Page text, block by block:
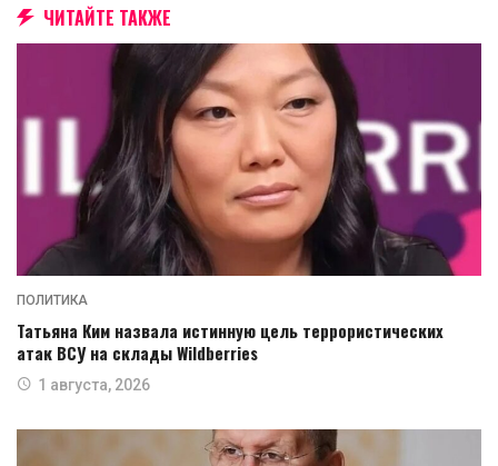
ЧИТАЙТЕ ТАКЖЕ
ПОЛИТИКА
Татьяна Ким назвала истинную цель террористических
атак ВСУ на склады Wildberries
1 августа, 2026